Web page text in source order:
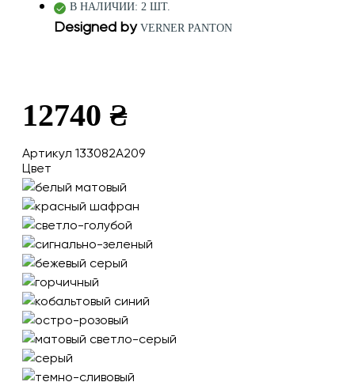
В НАЛИЧИИ: 2 ШТ.
Designed by VERNER PANTON
12740 ₴
Артикул 133082A209
Цвет